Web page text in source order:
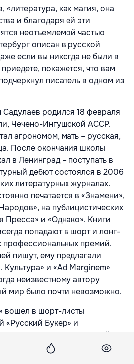
«литература, как магия, она
и благодаря ей эти
неотъемлемой частью
описан в русской
если вы никогда не были в
покажется, что вам
писатель в одном из
родился 18 февраля
Чечено-Ингушской АССР.
агрономом, мать – русская,
После окончания школы
в Ленинград – поступать в
дебют состоялся в 2006
литературных журналах.
печатается в «Знамени»,
на публицистических
Пресса» и «Однако». Книги
попадают в шорт и лонг-
профессиональных премий.
пишут, ему предлагали
Культура» и «Ad Marginem»
неизвестному автору
мир было почти невозможно.
вошел в шорт-листы
«Русский Букер» и
Роман «Шалинский
«Русского Букера» и